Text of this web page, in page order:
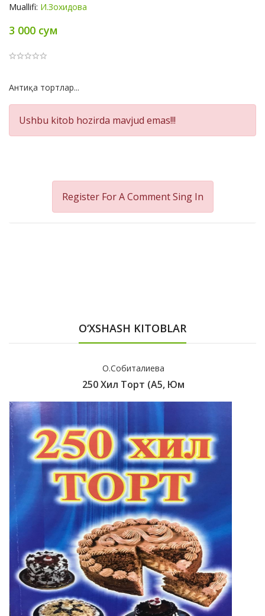
Muallifi: И.Зохидова
3 000 сум
Product
Summery
Антиқа тортлар...
Ushbu kitob hozirda mavjud emas!!!
Register For A CommentSing In
O‘XSHASH KITOBLAR
О.Собиталиева
250 Хил Торт (А5, Юм